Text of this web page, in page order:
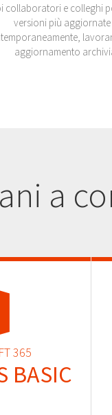
collaboratori e colleghi
versioni più
aggiornamento
a
365
BASIC